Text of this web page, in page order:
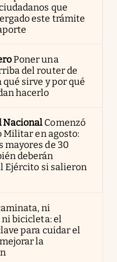
que
este trámite
Poner una
del router de
qué sirve y por qué
hacerlo
Nacional Comenzó
Militar en agosto:
mayores de 30
deberán
Ejército si salieron
ni
bicicleta: el
para cuidar el
la